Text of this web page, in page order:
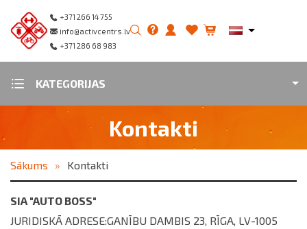
+371 266 14 755
info@activcentrs.lv
+371 286 68 983
KATEGORIJAS
Kontakti
Sākums Kontakti
SIA "AUTO BOSS"
JURIDISKĀ ADRESE:GANĪBU DAMBIS 23, RĪGA, LV-1005